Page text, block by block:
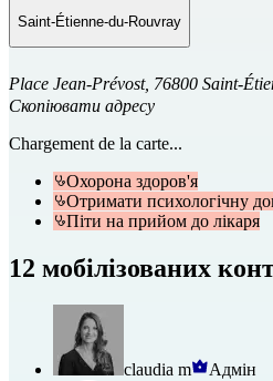
Saint-Étienne-du-Rouvray
Place Jean-Prévost, 76800 Saint-
Скопіювати адресу
Chargement de la carte...
Охорона здоров'я
Отримати психологічну
Піти на прийом до лікаря
12 мобілізованих
claudia m Адмін